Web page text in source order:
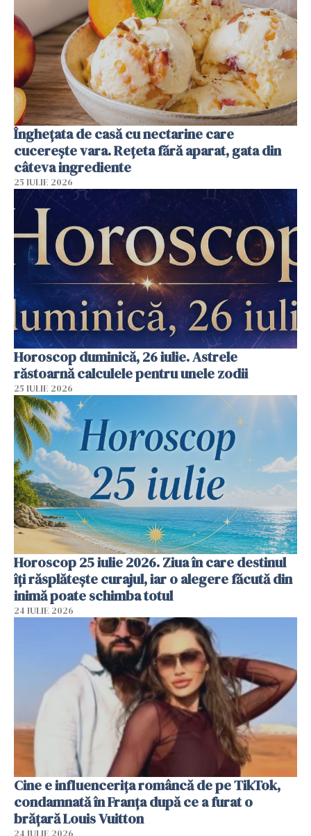
Înghețata de casă cu nectarine care
cucerește vara. Rețeta fără aparat, gata din
câteva ingrediente
25 IULIE 2026
Horoscop duminică, 26 iulie. Astrele
răstoarnă calculele pentru unele zodii
25 IULIE 2026
Horoscop 25 iulie 2026. Ziua în care destinul
îți răsplătește curajul, iar o alegere făcută din
inimă poate schimba totul
24 IULIE 2026
Cine e influencerița româncă de pe TikTok,
condamnată în Franța după ce a furat o
brățară Louis Vuitton
24 IULIE 2026